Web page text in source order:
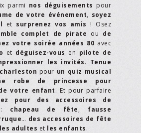
parmi nos déguisements pour
de votre événement, soyez
et surprenez vos amis ! Osez
complet de pirate ou de
votre soirée années 80 avec
et déguisez-vous en pilote de
les invités. Tenue
pour un quiz musical
robe de princesse pour
votre enfant. Et pour parfaire
pour des accessoires de
chapeau de fête, fausse
… des accessoires de fête
les adultes et les enfants.